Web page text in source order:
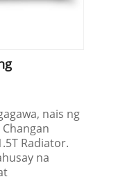
nais ng
Radiator.
na